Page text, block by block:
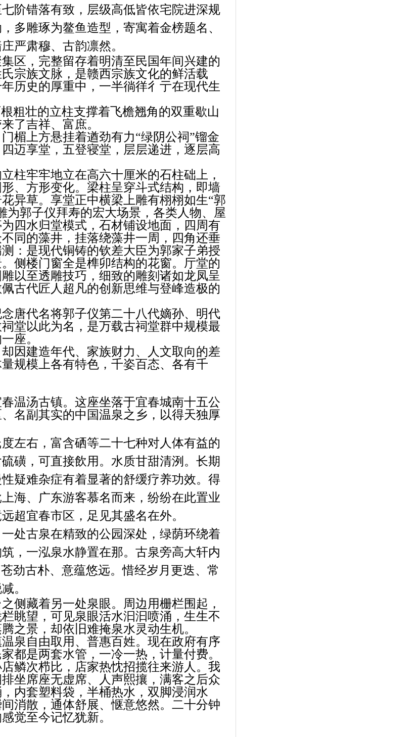
阶错落有致，层级高低皆依宅院进深规
多雕琢为鳌鱼造型，寄寓着金榜题名、
严肃穆、古韵凛然。
区，完整留存着明清至民国年间兴建的
宗族文脉，是赣西宗族文化的鲜活载
历史的厚重中，一半徜徉彳亍在现代生
粗壮的立柱支撑着飞檐翘角的双重歇山
了吉祥、富庶。
楣上方悬挂着遒劲有力“绿阴公祠”镏金
迈享堂，五登寝堂，层层递进，逐层高
柱牢牢地立在高六十厘米的石柱础上，
、方形变化。梁柱呈穿斗式结构，即墙
异草。享堂正中横梁上雕有栩栩如生“郭
为郭子仪拜寿的宏大场景，各类人物、屋
四水归堂模式，石材铺设地面，四周有
同的藻井，挂落绕藻井一周，四角还垂
：是现代铜铸的钦差大臣为郭家子弟授
侧楼门窗全是榫卯结构的花窗。厅堂的
以至透雕技巧，细致的雕刻诸如龙凤呈
古代匠人超凡的创新思维与登峰造极的
唐代名将郭子仪第二十八代嫡孙、明代
堂以此为名，是万载古祠堂群中规模最
座。
因建造年代、家族财力、人文取向的差
规模上各有特色，千姿百态、各有千
温汤古镇。这座坐落于宜春城南十五公
名副其实的中国温泉之乡，以得天独厚
左右，富含硒等二十七种对人体有益的
磺，可直接飲用。水质甘甜清洌。长期
疑难杂症有着显著的舒缓疗养功效。得
海、广东游客慕名而来，纷纷在此置业
超宜春市区，足见其盛名在外。
处古泉在精致的公园深处，绿荫环绕着
，一泓泉水静置在那。古泉旁高大轩内
劲古朴、意蕴悠远。惜经岁月更迭、常
。
侧藏着另一处泉眼。周边用栅栏围起，
眺望，可见泉眼活水汩汩喷涌，生生不
之景，却依旧难掩泉水灵动生机。
泉自由取用、普惠百姓。现在政府有序
都是两套水管，一冷一热，计量付费。
鳞次栉比，店家热忱招揽往来游人。我
坐席座无虚席、人声熙攘，满客之后众
内套塑料袋，半桶热水，双脚浸润水
消散，通体舒展、惬意悠然。二十分钟
感觉至今记忆犹新。